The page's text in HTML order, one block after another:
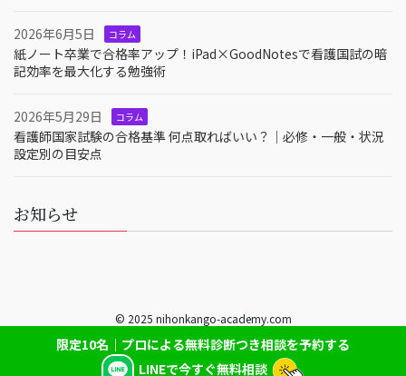
2026年6月5日 コラム
紙ノート卒業で合格率アップ！iPad×GoodNotesで看護国試の暗
記効率を最大化する勉強術
2026年5月29日 コラム
看護師国家試験の合格基準 何点取ればいい？｜必修・一般・状況
設定別の目安点
お知らせ
© 2025 nihonkango-academy.com
限定10名｜プロによる無料診断つき相談を予約する
LINEで今すぐ無料相談